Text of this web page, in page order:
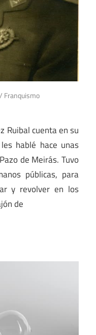
/ Franquismo
Ruibal cuenta en su
hablé hace unas
de Meirás. Tuvo
públicas, para
y revolver en los
de